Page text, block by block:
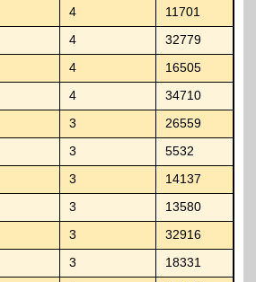
4 11701
4 32779
4 16505
4 34710
3 26559
3 5532
3 14137
3 13580
3 32916
3 18331